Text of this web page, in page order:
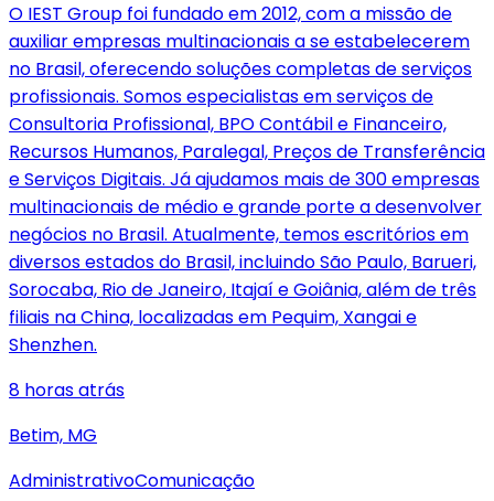
O IEST Group foi fundado em 2012, com a missão de
auxiliar empresas multinacionais a se estabelecerem
no Brasil, oferecendo soluções completas de serviços
profissionais. Somos especialistas em serviços de
Consultoria Profissional, BPO Contábil e Financeiro,
Recursos Humanos, Paralegal, Preços de Transferência
e Serviços Digitais. Já ajudamos mais de 300 empresas
multinacionais de médio e grande porte a desenvolver
negócios no Brasil. Atualmente, temos escritórios em
diversos estados do Brasil, incluindo São Paulo, Barueri,
Sorocaba, Rio de Janeiro, Itajaí e Goiânia, além de três
filiais na China, localizadas em Pequim, Xangai e
Shenzhen.
8 horas atrás
Betim, MG
AdministrativoComunicação